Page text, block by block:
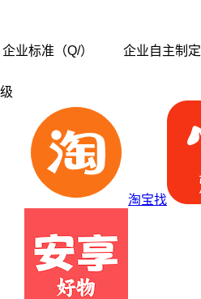
企业标准（Q/） 企业自主制定
级
淘宝找